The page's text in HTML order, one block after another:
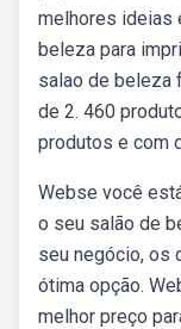
melhores ideias
beleza para
salao de beleza
de 2. 460
produtos e com
Webse você
o seu salão de
seu negócio, os
ótima opção.
melhor preço